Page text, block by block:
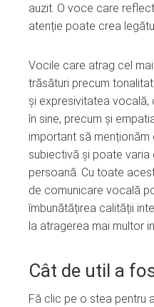
auzit. O voce care
atenție poate crea
Vocile care atrag cel
trăsături precum
și expresivitatea vocală,
în sine, precum și
important să
subiectivă și poate varia
persoană. Cu toate
de comunicare vocală
îmbunătățirea calității
la atragerea mai multor
Cât de util a
Fă clic pe o stea pentru